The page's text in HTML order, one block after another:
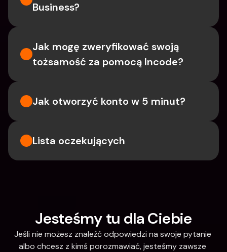
Business?
Jak mogę zweryfikować swoją
tożsamość za pomocą Incode?
Jak otworzyć konto w 5 minut?
Lista oczekujących
Jesteśmy tu dla Ciebie
Jeśli nie możesz znaleźć odpowiedzi na swoje pytanie
albo chcesz z kimś porozmawiać, jesteśmy zawsze